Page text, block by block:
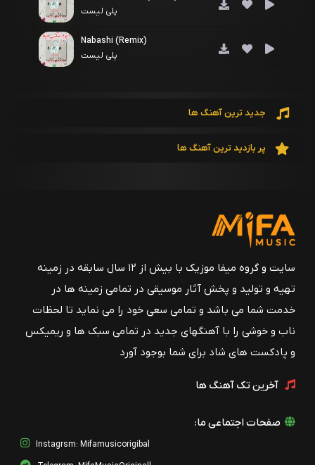
پلی لیست
Nabashi (Remix)
پلی لیست
Tabestooneh(Remix)
پلی لیست
Ghalb Ghaap (Remix)
Delam Ab Shod ( Remix)
جدید ترین آهنگ ها
پر بازدید ترین آهنگ ها
سایت و گروه میفا موزیک با بیش از ۱۲ سال سابقه در زمینه
تهیه و تولید و پخش آثار موسیقی در تمامی زمینه ها در
خدمت شما می باشد و تمامی سعی خود را می نماید تا لحظات
ناب و خوشی را با آهنگهای جدید در تمامی سبک ها و ریمیکس
و پادکست های شاد برای شما بوجود آورد
آخرین تک آهنگ ها
صفحات اجتماعی ما:
Instagrsm: Mifamusicorigibal